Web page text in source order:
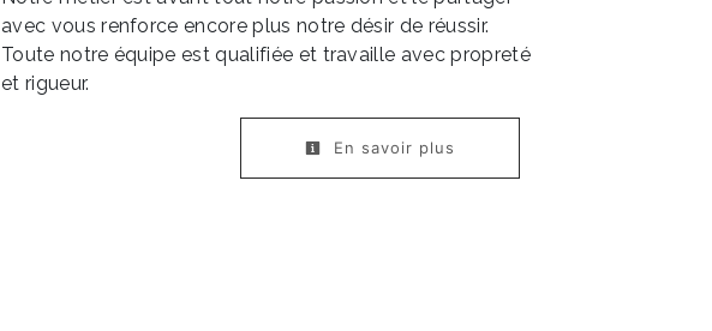
avec vous renforce encore plus notre désir de réussir.
Toute notre équipe est qualifiée et travaille avec propreté
et rigueur.
En savoir plus